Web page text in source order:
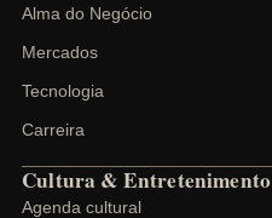
Alma do Negócio
Mercados
Tecnologia
Carreira
Cultura & Entretenimento
Agenda cultural